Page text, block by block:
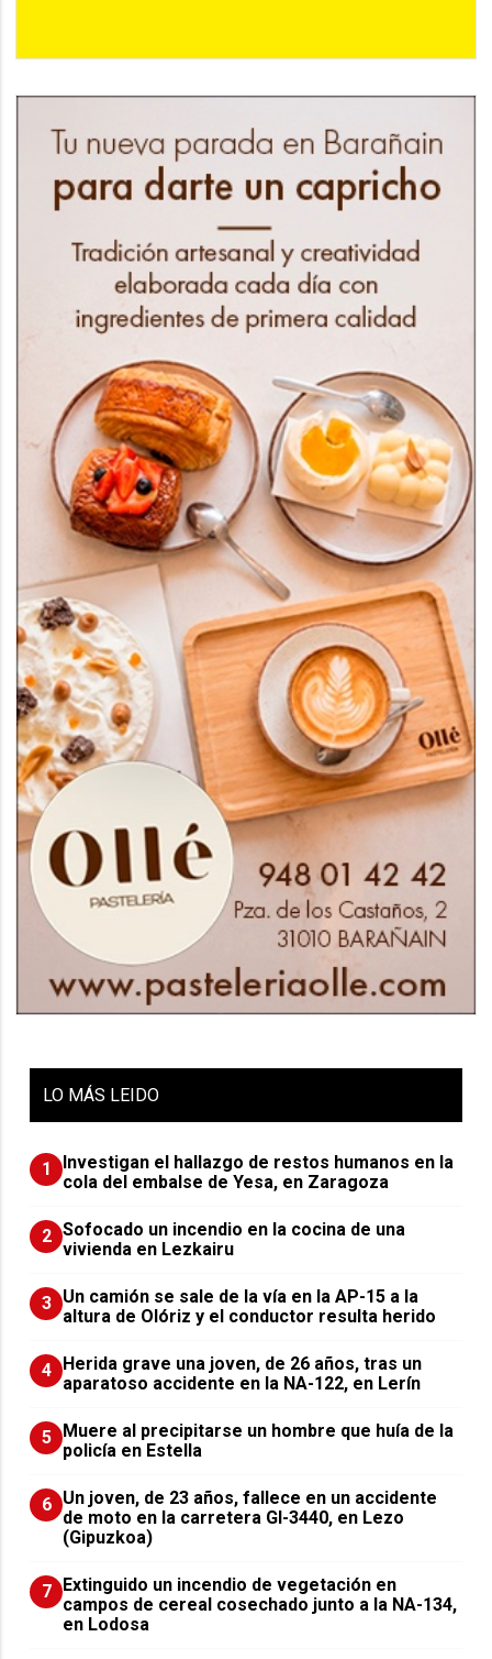
LO MÁS LEIDO
1
Investigan el hallazgo de restos humanos en la
cola del embalse de Yesa, en Zaragoza
2 Sofocado un incendio en la cocina de una
vivienda en Lezkairu
3 Un camión se sale de la vía en la AP-15 a la
altura de Olóriz y el conductor resulta herido
4 Herida grave una joven, de 26 años, tras un
aparatoso accidente en la NA-122, en Lerín
5 Muere al precipitarse un hombre que huía de la
policía en Estella
6 Un joven, de 23 años, fallece en un accidente
de moto en la carretera GI-3440, en Lezo
(Gipuzkoa)
7 Extinguido un incendio de vegetación en
campos de cereal cosechado junto a la NA-134,
en Lodosa